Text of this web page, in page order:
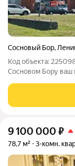
Сосновый Бор,
Код объекта: 2250984. Просторная 3-комнатная
Сосновом Бору ваш шанс на комфортную жизнь! Ищете
это уникальное
9 100 000 ₽
78,7 м² 3-комн.